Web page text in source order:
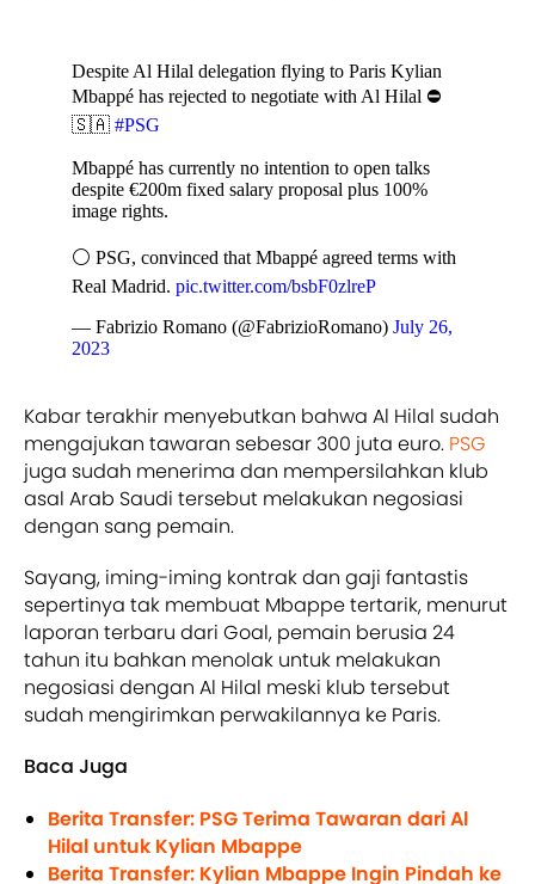
Despite Al Hilal delegation flying to Paris Kylian
Mbappé has rejected to negotiate with Al Hilal ⛔️
🇸🇦 #PSG
Mbappé has currently no intention to open talks
despite €200m fixed salary proposal plus 100%
image rights.
⚪️ PSG, convinced that Mbappé agreed terms with
Real Madrid. pic.twitter.com/bsbF0zlreP
— Fabrizio Romano (@FabrizioRomano) July 26,
2023
Kabar terakhir menyebutkan bahwa Al Hilal sudah
mengajukan tawaran sebesar 300 juta euro. PSG
juga sudah menerima dan mempersilahkan klub
asal Arab Saudi tersebut melakukan negosiasi
dengan sang pemain.
Sayang, iming-iming kontrak dan gaji fantastis
sepertinya tak membuat Mbappe tertarik, menurut
laporan terbaru dari Goal, pemain berusia 24
tahun itu bahkan menolak untuk melakukan
negosiasi dengan Al Hilal meski klub tersebut
sudah mengirimkan perwakilannya ke Paris.
Baca Juga
Berita Transfer: PSG Terima Tawaran dari Al
Hilal untuk Kylian Mbappe
Berita Transfer: Kylian Mbappe Ingin Pindah ke